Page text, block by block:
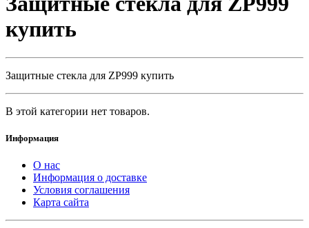
купить
Защитные стекла для ZP999 купить
В этой категории нет товаров.
Информация
О нас
Информация о доставке
Условия соглашения
Карта сайта